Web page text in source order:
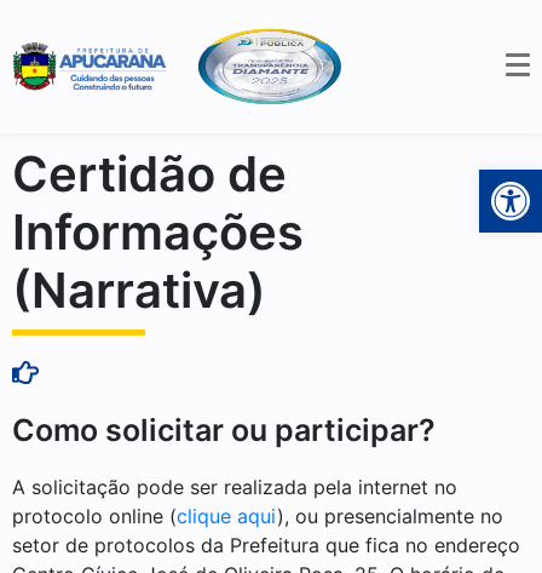
Certidão de
Informações
(Narrativa)
Como solicitar ou participar?
A solicitação pode ser realizada pela internet no
protocolo online (clique aqui), ou presencialmente no
setor de protocolos da Prefeitura que fica no endereço